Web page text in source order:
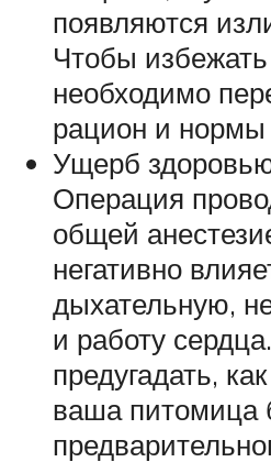
появляются
Чтобы
необходимо
рацион и нормы
Ущерб
Операция
общей
негативно
дыхательную,
и работу
предугадать,
ваша питомица